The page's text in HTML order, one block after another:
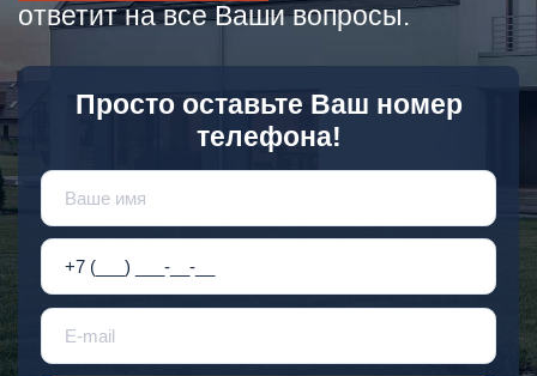
ответит на все Ваши вопросы.
Просто оставьте Ваш номер
телефона!